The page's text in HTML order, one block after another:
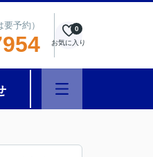
予約）
お気に入り
0